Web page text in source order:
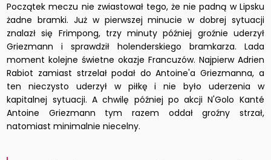
Początek meczu nie zwiastował tego, że nie padną w Lipsku
żadne bramki. Już w pierwszej minucie w dobrej sytuacji
znalazł się Frimpong, trzy minuty później groźnie uderzył
Griezmann i sprawdził holenderskiego bramkarza. Lada
moment kolejne świetne okazje Francuzów. Najpierw Adrien
Rabiot zamiast strzelał podał do Antoine'a Griezmanna, a
ten nieczysto uderzył w piłkę i nie było uderzenia w
kapitalnej sytuacji. A chwilę później po akcji N'Golo Kanté
Antoine Griezmann tym razem oddał groźny strzał,
natomiast minimalnie niecelny.